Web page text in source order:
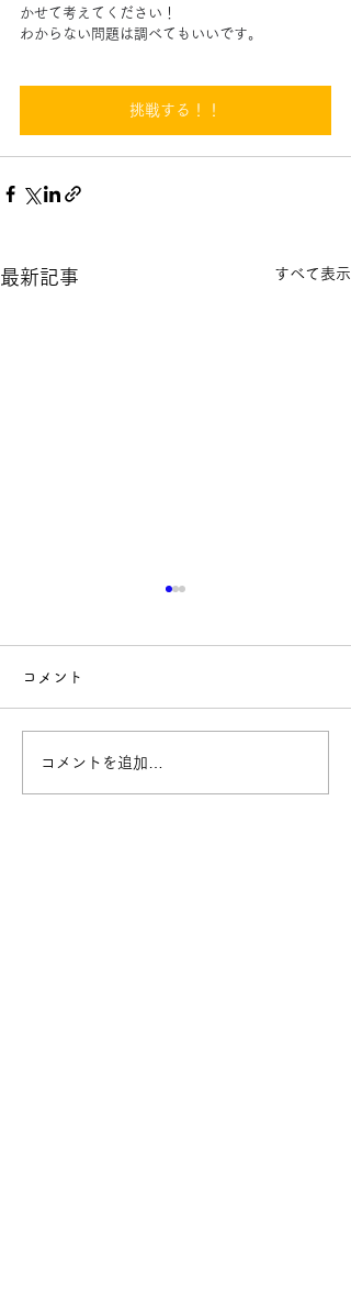
かせて考えてください！
わからない問題は調べてもいいです。
挑戦する！！
最新記事 すべて表示
【参加募集】TSUTAYAリ
コメント
コメントを追加…